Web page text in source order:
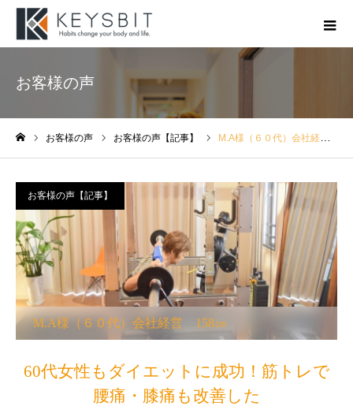
お客様の声
お客様の声 お客様の声【記事】 M.A様（６０代）会社経営 158㎝
お客様の声【記事】
M.A様（６０代）会社経営 158㎝
60代女性もダイエットに成功！筋トレで
腰痛・膝痛も改善した